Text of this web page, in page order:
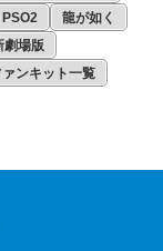
PSO2
龍が如く
劇場版
ァンキット一覧